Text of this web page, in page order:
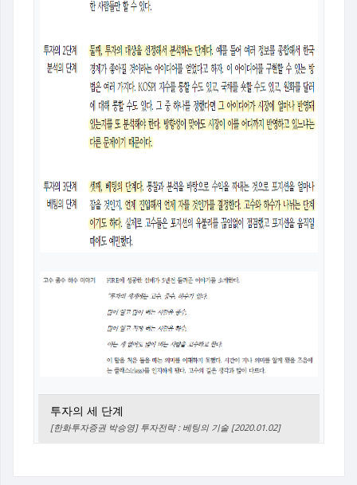
투자의 세 단계
[한화투자증권 박승영] 투자전략 : 베팅의 기술 [2020.01.02]